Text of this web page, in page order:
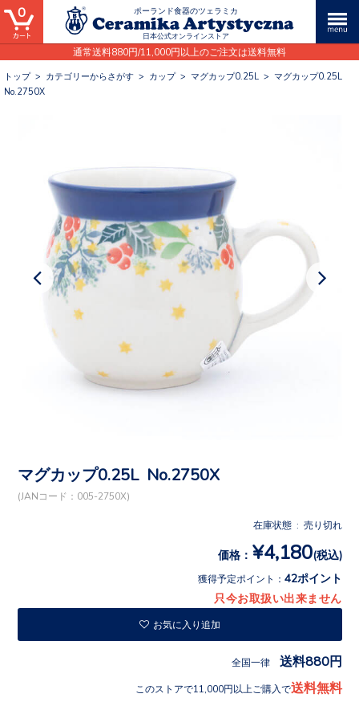
ポーランド食器のツェラミカ
日本公式オンラインストア
通常送料880円/11,000円以上のご注文は送料無料
0
トップ> カテゴリーからさがす > カップ> マグカップ0.25L > マグカップ0.25L
No.2750X
マグカップ0.25L No.2750X
(JANコード：005-2750X)
在庫状態 : 売り切れ
価格： ¥4,180(税込)
獲得予定ポイント： 42ポイント
只今お取扱い出来ません
お気に入り追加
全国一律 送料880円
このストアで11,000円以上ご購入で送料無料